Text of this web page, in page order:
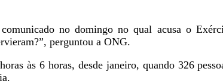
no domingo no qual acusa o
perguntou a ONG.
às 6 horas, desde janeiro, quando 326